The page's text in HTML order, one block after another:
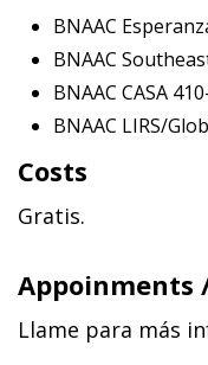
BNAAC
BNAAC
BNAAC CASA
BNAAC LIRS/
Costs
Gratis.
Appoinments
Llame para más